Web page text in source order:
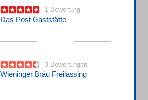
1 Bewertung
Das Post Gaststätte
3 Bewertungen
Wieninger Bräu Freilassing